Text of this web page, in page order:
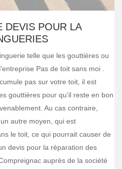
DEVIS POUR LA
telle que les gouttières ou
Pas de toit sans moi .
pas sur votre toit, il est
gouttières pour qu’il reste en bon
Au cas contraire,
autre moyen, qui est
le toit, ce qui pourrait causer de
devis pour la réparation des
auprès de la société